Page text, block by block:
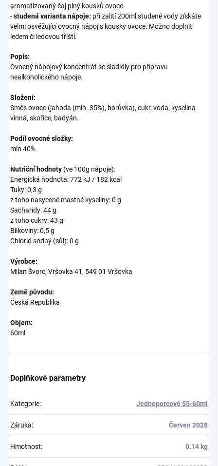
aromatizovaný čaj plný kousků ovoce.
-studená varianta nápoje: při zalití 200ml studené vody získáte
velmi osvěžující ovocný nápoj s kousky ovoce. Možno doplnit
ledem či ledovou tříští.
Popis:
Ovocný nápojový koncentrát se sladidly pro přípravu
nealkoholického nápoje.
Složení:
Směs ovoce (jahoda (min. 35%), borůvka), cukr, voda, kyselina
vinná, skořice, badyán.
Podíl ovocné složky:
min 40%
Nutriční hodnoty (ve 100g nápoje):
Energická hodnota: 772 kJ / 182 kcal
Tuky: 0,3 g
z toho nasycené mastné kyseliny: 0 g
Sacharidy: 44 g
z toho cukry: 43 g
Bílkoviny: 0,5 g
Chlorid sodný (sůl): 0 g
Výrobce:
Milan Švorc, Vršovka 41, 549 01 Vršovka
Země původu:
Česká Republika
Objem:
60ml
Doplňkové parametry
Kategorie: Jednoporcové 55-60ml
Záruka: Červen 2028
Hmotnost: 0.14 kg